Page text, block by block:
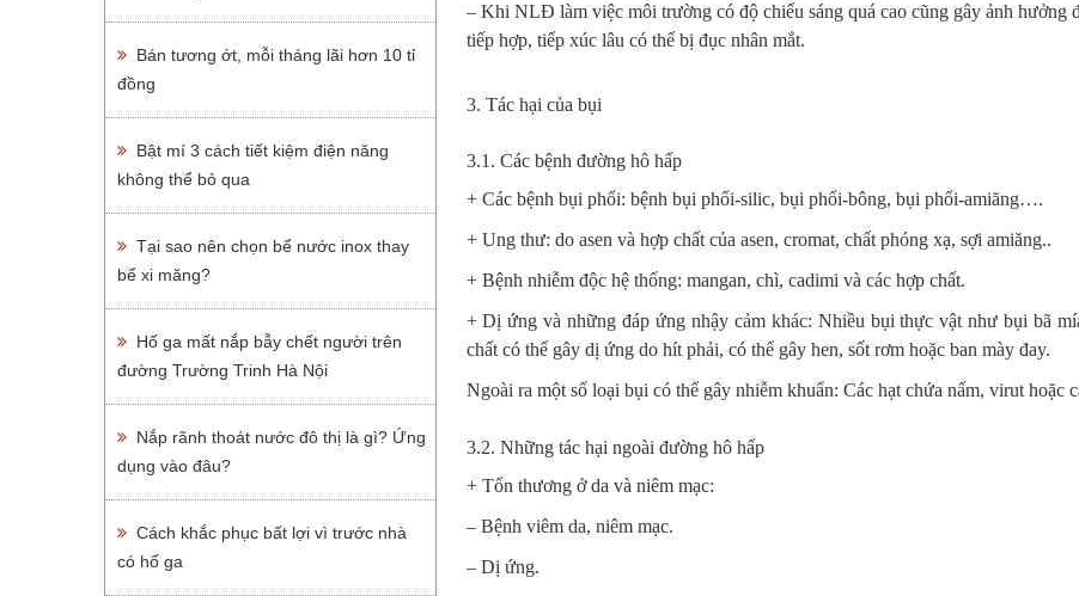
Bán tương ớt, mỗi tháng lãi hơn 10 tỉ
đồng
Bật mí 3 cách tiết kiệm điện năng
không thể bỏ qua
Tại sao nên chọn bể nước inox thay
bể xi măng?
Hố ga mất nắp bẫy chết người trên
đường Trường Trinh Hà Nội
Nắp rãnh thoát nước đô thị là gì? Ứng
dụng vào đâu?
Cách khắc phục bất lợi vì trước nhà
có hố ga
– Khi NLĐ làm việc môi trường có độ chiếu sáng quá cao cũng gây ảnh hưởng
tiếp hợp, tiếp xúc lâu có thể bị đục nhân mắt.
3. Tác hại của bụi
3.1. Các bệnh đường hô hấp
+ Các bệnh bụi phổi: bệnh bụi phổi-silic, bụi phổi-bông, bụi phổi-amiăng….
+ Ung thư: do asen và hợp chất của asen, cromat, chất phóng xạ, sợi amiăng..
+ Bệnh nhiễm độc hệ thống: mangan, chì, cadimi và các hợp chất.
+ Dị ứng và những đáp ứng nhậy cảm khác: Nhiều bụi thực vật như bụi bã
chất có thể gây dị ứng do hít phải, có thể gây hen, sốt rơm hoặc ban mày đay.
Ngoài ra một số loại bụi có thể gây nhiễm khuẩn: Các hạt chứa nấm, virut hoặc
3.2. Những tác hại ngoài đường hô hấp
+ Tổn thương ở da và niêm mạc:
– Bệnh viêm da, niêm mạc.
– Dị ứng.